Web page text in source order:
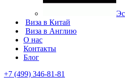
Виза в Китай
Виза в Англию
О нас
Контакты
Блог
+7 (499) 346-81-81